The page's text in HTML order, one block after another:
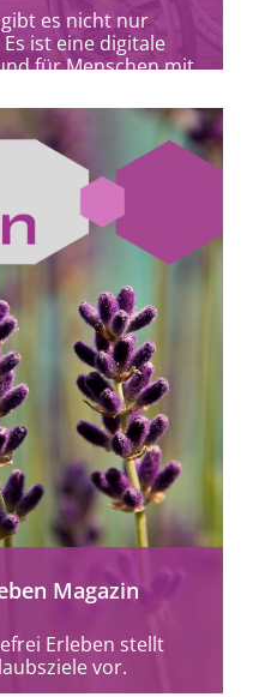
es nicht nur
ist eine digitale
für Menschen mit
Magazin
Erleben stellt
vor.